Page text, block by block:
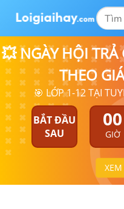
💥 NGÀY HỘI
THEO
🎯 LỚP 1-12 TẠI
BẮT ĐẦU
SAU
00
GIỜ